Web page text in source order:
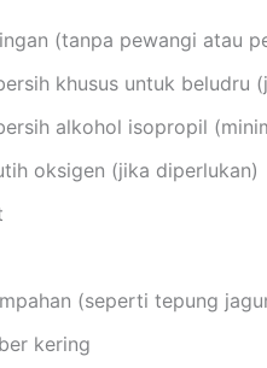
(tanpa pewangi atau
khusus untuk beludru
alkohol isopropil
oksigen (jika diperlukan)
(seperti tepung
kering